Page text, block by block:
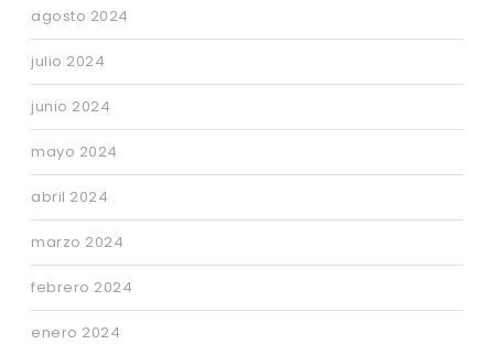
agosto 2024
julio 2024
junio 2024
mayo 2024
abril 2024
marzo 2024
febrero 2024
enero 2024